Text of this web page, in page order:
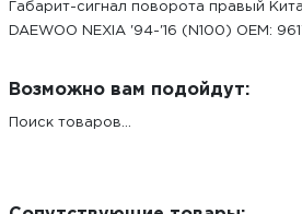
Габарит-сигнал поворота правый
DAEWOO NEXIA '94-'16 (N100) ОЕМ:
Возможно вам подойдут:
Поиск товаров...